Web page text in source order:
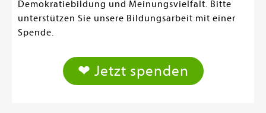
Demokratiebildung und Meinungsvielfalt. Bitte
unterstützen Sie unsere Bildungsarbeit mit einer
Spende.
❤ Jetzt spenden